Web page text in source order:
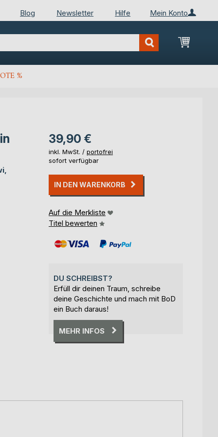
Mein Konto
Blog Newsletter Hilfe
Mein
%
39,90 €
inkl. MwSt. / portofrei
sofort verfügbar
IN DEN WARENKORB
Auf die Merkliste
Titel bewerten
DU SCHREIBST?
Erfüll dir deinen Traum, schreibe
deine Geschichte und mach mit BoD
ein Buch daraus!
MEHR INFOS